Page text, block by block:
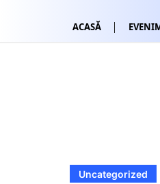
ACASĂ
Uncategorized